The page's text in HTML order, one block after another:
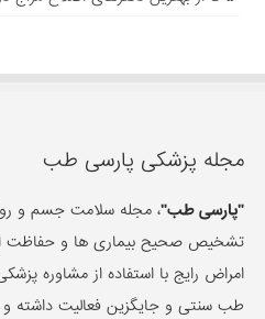
مجله پزشکی پارسی طب
"پارسی طب"، مجله سلامت جسم و
تشخیص صحیح بیماری ها و حفاظت از
امراض رایج با استفاده از مشاوره
طب سنتی و جایگزین فعالیت داشته و